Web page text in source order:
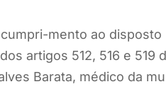
mento ao disposto
artigos 512, 516 e 519
Barata, médico da